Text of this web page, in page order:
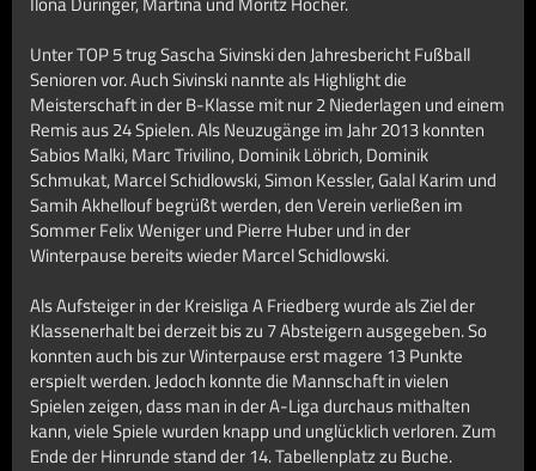
Unter TOP 5 trug Sascha Sivinski den Jahresbericht Fußball
Senioren vor. Auch Sivinski nannte als Highlight die
Meisterschaft in der B-Klasse mit nur 2 Niederlagen und einem
Remis aus 24 Spielen. Als Neuzugänge im Jahr 2013 konnten
Sabios Malki, Marc Trivilino, Dominik Löbrich, Dominik
Schmukat, Marcel Schidlowski, Simon Kessler, Galal Karim und
Samih Akhellouf begrüßt werden, den Verein verließen im
Sommer Felix Weniger und Pierre Huber und in der
Winterpause bereits wieder Marcel Schidlowski.
Als Aufsteiger in der Kreisliga A Friedberg wurde als Ziel der
Klassenerhalt bei derzeit bis zu 7 Absteigern ausgegeben. So
konnten auch bis zur Winterpause erst magere 13 Punkte
erspielt werden. Jedoch konnte die Mannschaft in vielen
Spielen zeigen, dass man in der A-Liga durchaus mithalten
kann, viele Spiele wurden knapp und unglücklich verloren. Zum
Ende der Hinrunde stand der 14. Tabellenplatz zu Buche.